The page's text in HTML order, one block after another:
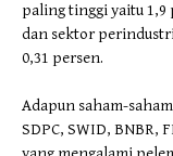
paling tinggi yaitu
dan sektor
0,31 persen.
Adapun saham-
SDPC, SWID, BNBR,